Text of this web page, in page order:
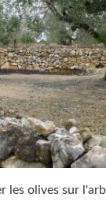
les olives sur